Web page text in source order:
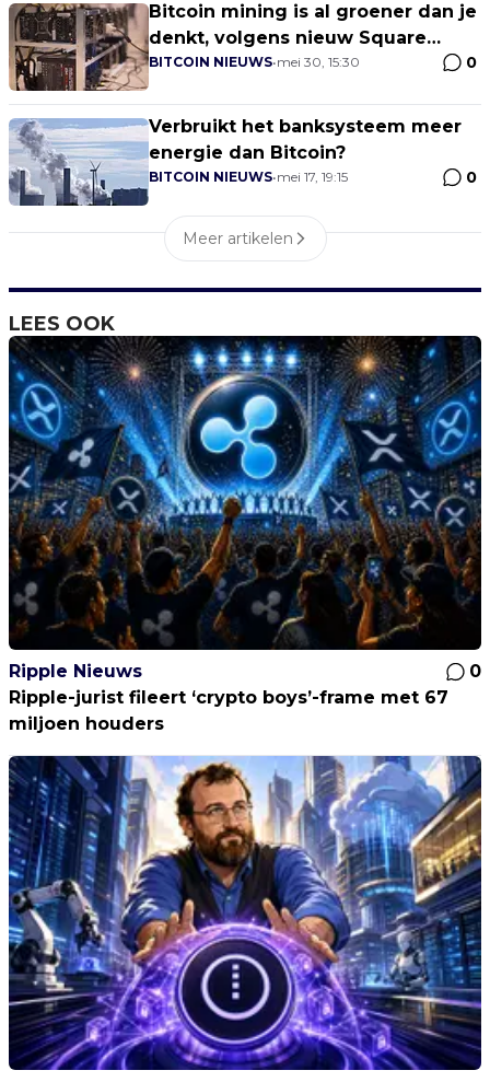
Bitcoin mining is al groener dan je
denkt, volgens nieuw Square
onderzoek
BITCOIN NIEUWS•mei 30, 15:30 0
Verbruikt het banksysteem meer
energie dan Bitcoin?
BITCOIN NIEUWS•mei 17, 19:15 0
Meer artikelen
LEES OOK
Ripple Nieuws
0
Ripple-jurist fileert ‘crypto boys’-frame met 67
miljoen houders